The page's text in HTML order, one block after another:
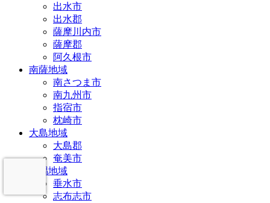
出水市
出水郡
薩摩川内市
薩摩郡
阿久根市
南薩地域
南さつま市
南九州市
指宿市
枕崎市
大島地域
大島郡
奄美市
大隅地域
垂水市
志布志市